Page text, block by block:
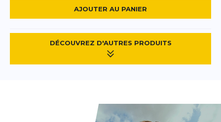
AJOUTER AU PANIER
DÉCOUVREZ D'AUTRES PRODUITS